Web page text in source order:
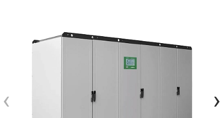
‹ ›